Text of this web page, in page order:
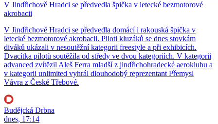
V Jindřichově Hradci se předvedla špička v letecké bezmotorové
akrobacii
V Jindřichově Hradci se předvedla domácí i rakouská špička v
letecké bezmotorové akrobacii. Piloti kluzáků se dnes stovkám
diváků ukázali v nesoutěžní kategorii freestyle a při exhibicích.
Dvacítka pilotů soutěžila od středy ve dvou kategoriích. V kategorii
advanced zvítězil Aleš Ferra mladší z jindřichohradecké aeroklubu a
v kategorii unlimited vyhrál dlouhodobý reprezentant Přemysl
Vávra z České Třebové.
Budějcká Drbna
dnes, 17:14